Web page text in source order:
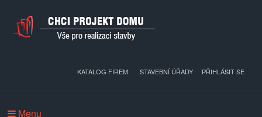
PŘIHLÁSIT SE
KATALOG FIREM STAVEBNÍ ÚŘADY
Menu